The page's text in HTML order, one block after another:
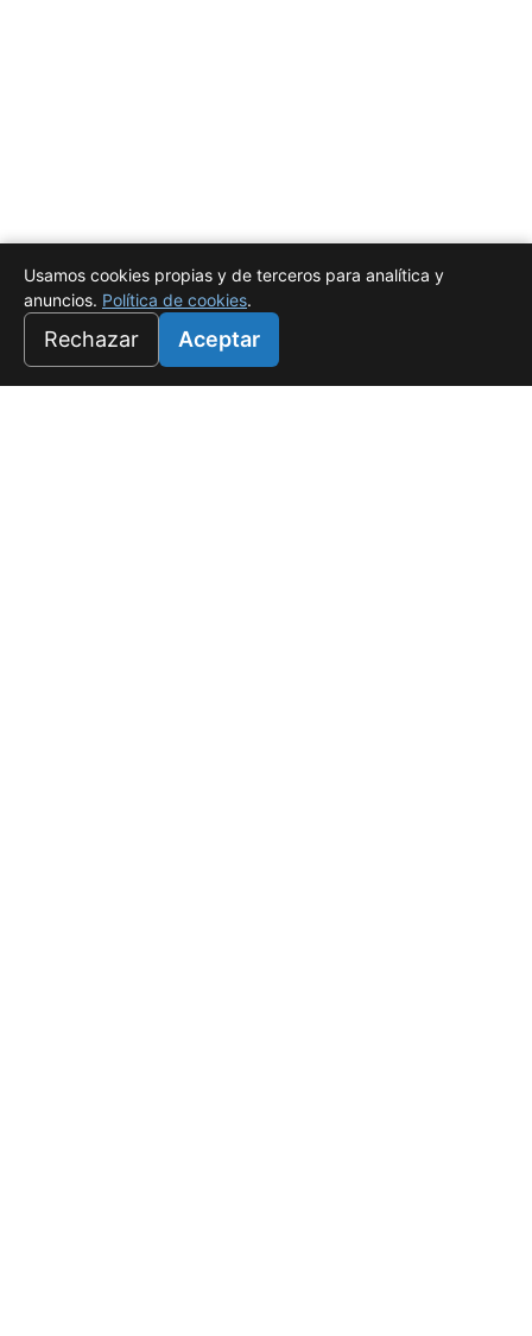
Usamos cookies propias y de terceros para analítica y
anuncios. Política de cookies.
Rechazar Aceptar